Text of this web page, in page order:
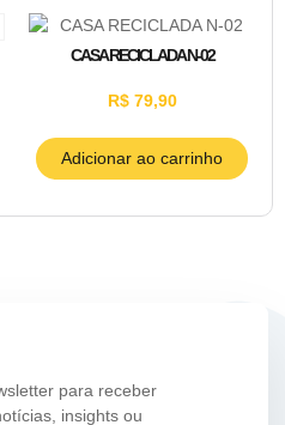
CASA RECICLADA N-02
R$79,90
Adicionar ao carrinho
para receber
insights ou